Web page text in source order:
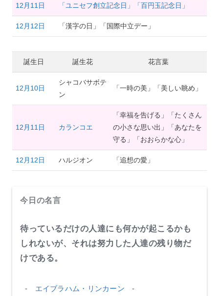
12月11日 「ユニセフ創立記念日」「百円玉記念日」
12月12日 「漢字の日」「国際中立デー」
誕生日 誕生花 花言葉
12月10日
シャコバサボテ
ン
「一時の美」「美しい眺め」
12月11日 カランコエ
「幸福を告げる」「たくさん
の小さな思い出」「あなたを
守る」「おおらかな心」
12月12日 ハルジオン 「追想の愛」
今日の名言
待っているだけの人達にも何かが起こるかも
しれないが、それは努力した人達の残り物だ
けである。
- エイブラハム・リンカーン -